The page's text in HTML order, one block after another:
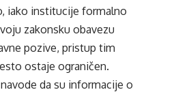
iako institucije formalno
zakonsku obavezu
pozive, pristup tim
ostaje ograničen.
da su informacije o